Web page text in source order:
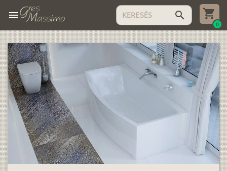
menu search
0